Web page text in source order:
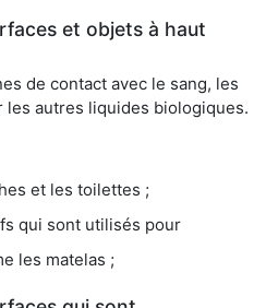
et objets à haut
de contact avec le sang, les
les autres liquides biologiques.
et les toilettes ;
qui sont utilisés pour
les matelas ;